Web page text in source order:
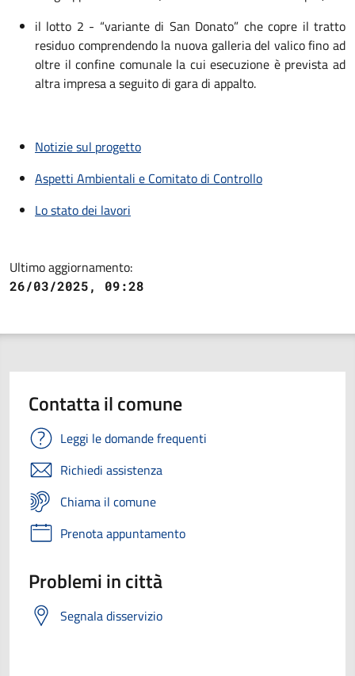
il lotto 2 - “variante di San Donato” che copre il tratto
residuo comprendendo la nuova galleria del valico fino ad
oltre il confine comunale la cui esecuzione è prevista ad
altra impresa a seguito di gara di appalto.
Notizie sul progetto
Aspetti Ambientali e Comitato di Controllo
Lo stato dei lavori
Ultimo aggiornamento:
26/03/2025, 09:28
Contatta il comune
Leggi le domande frequenti
Richiedi assistenza
Chiama il comune
Prenota appuntamento
Problemi in città
Segnala disservizio